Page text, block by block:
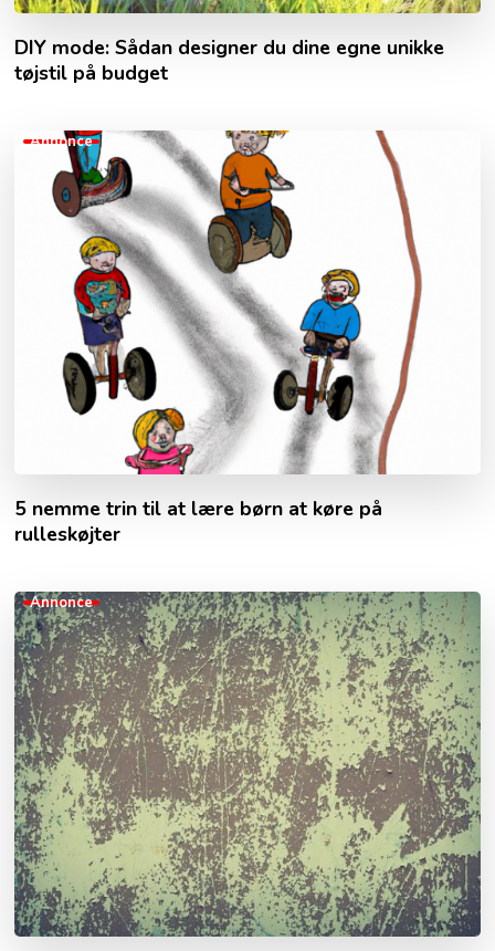
DIY mode: Sådan designer du dine egne unikke
tøjstil på budget
Annonce
5 nemme trin til at lære børn at køre på
rulleskøjter
Annonce